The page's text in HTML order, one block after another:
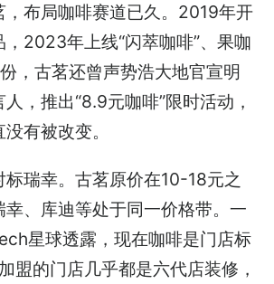
，布局咖啡赛道已久。2019年开
2023年上线“闪萃咖啡”、果咖
，古茗还曾声势浩大地官宣明
，推出“8.9元咖啡”限时活动，
有被改变。
瑞幸。古茗原价在10-18元之
幸、库迪等处于同一价格带。一
星球透露，现在咖啡是门店标
盟的门店几乎都是六代店装修，